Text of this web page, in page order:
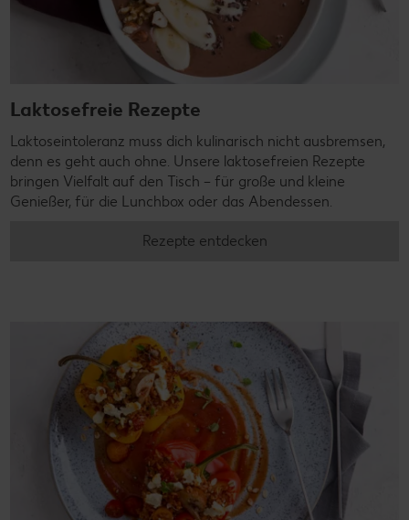
Laktosefreie Rezepte
Laktoseintoleranz muss dich kulinarisch nicht ausbremsen,
denn es geht auch ohne. Unsere laktosefreien Rezepte
bringen Vielfalt auf den Tisch – für große und kleine
Genießer, für die Lunchbox oder das Abendessen.
Rezepte entdecken